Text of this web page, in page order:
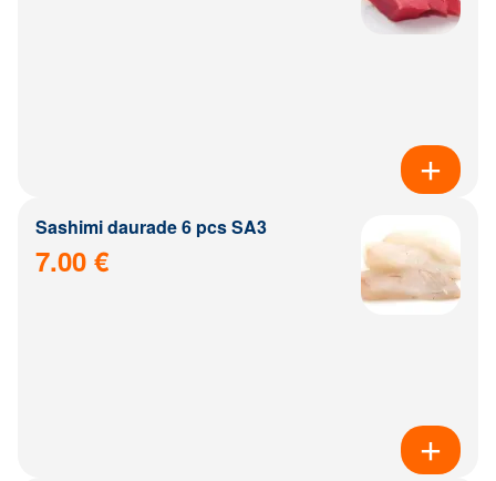
Sashimi daurade 6 pcs SA3
7.00 €